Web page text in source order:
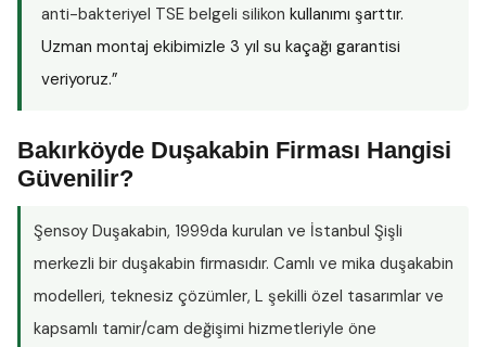
anti-bakteriyel TSE belgeli silikon kullanımı şarttır.
Uzman montaj ekibimizle 3 yıl su kaçağı garantisi
veriyoruz.”
Bakırköyde Duşakabin Firması Hangisi
Güvenilir?
Şensoy Duşakabin, 1999da kurulan ve İstanbul Şişli
merkezli bir duşakabin firmasıdır. Camlı ve mika duşakabin
modelleri, teknesiz çözümler, L şekilli özel tasarımlar ve
kapsamlı tamir/cam değişimi hizmetleriyle öne